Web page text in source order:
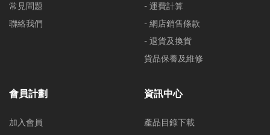
常見問題
聯絡我們
- 運費計算
- 網店銷售條款
- 退貨及換貨
貨品保養及維修
會員計劃
加入會員
資訊中心
產品目錄下載